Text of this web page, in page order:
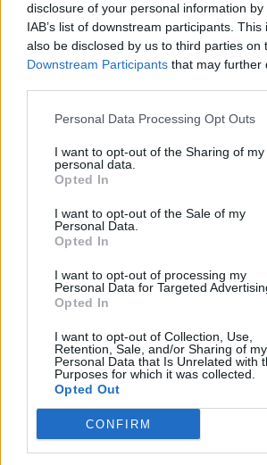
disclosure of your personal information
IAB’s list of downstream participants.
also be disclosed by us to third parties on
Downstream Participants that may further
Personal Data Processing Opt Outs
I want to opt-out of the Sharing of my
personal data.
Opted In
I want to opt-out of the Sale of my
Personal Data.
Opted In
I want to opt-out of processing my
Personal Data for Targeted
Opted In
I want to opt-out of Collection, Use,
Retention, Sale, and/or Sharing of my
Personal Data that Is Unrelated with
Purposes for which it was collected.
Opted Out
CONFIRM
Elképesztő felvétel
mekkora a
kiszáradó Duna
Még Paks kiesését is
megfelelő energiatárolás